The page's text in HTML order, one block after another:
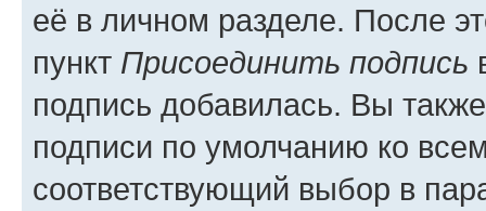
её в личном разделе. После
пункт Присоединить подпись
подпись добавилась. Вы
подписи по умолчанию ко
соответствующий выбор в